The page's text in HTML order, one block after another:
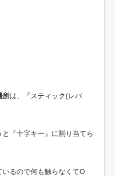
所は、『スティック(レバ
『十字キー』に割り当てら
るので何も触らなくてO